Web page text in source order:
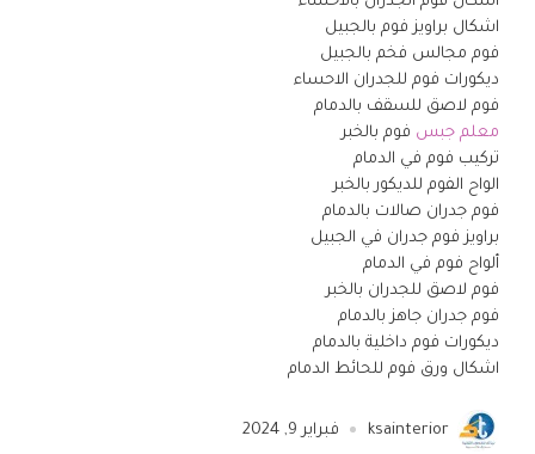
اشكال براويز فوم بالجبيل
فوم مجالس فخم بالجبيل
ديكورات فوم للجدران الاحساء
فوم لاصق للسقف بالدمام
معلم جبس فوم بالخبر
تركيب فوم في الدمام
الواح الفوم للديكور بالخبر
فوم جدران صالات بالدمام
براويز فوم جدران في الجبيل
ألواح فوم في الدمام
فوم لاصق للجدران بالخبر
فوم جدران جاهز بالدمام
ديكورات فوم داخلية بالدمام
اشكال ورق فوم للحائط الدمام
ksainterior فبراير 9, 2024